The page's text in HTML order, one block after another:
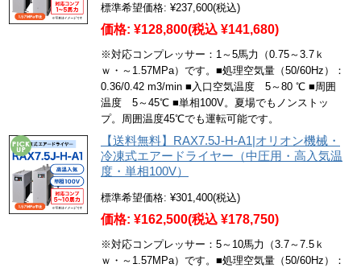
標準希望価格: ¥237,600(税込)
価格: ¥128,800(税込 ¥141,680)
※対応コンプレッサー：1～5馬力（0.75～3.7ｋ
ｗ・～1.57MPa）です。■処理空気量（50/60Hz）：
0.36/0.42 m3/min ■入口空気温度 5～80 ℃ ■周囲
温度 5～45℃ ■単相100V。夏場でもノンストッ
プ。周囲温度45℃でも運転可能です。
【送料無料】RAX7.5J-H-A1|オリオン機械・
冷凍式エアードライヤー（中圧用・高入気温
度・単相100V）
標準希望価格: ¥301,400(税込)
価格: ¥162,500(税込 ¥178,750)
※対応コンプレッサー：5～10馬力（3.7～7.5ｋ
ｗ・～1.57MPa）です。■処理空気量（50/60Hz）：